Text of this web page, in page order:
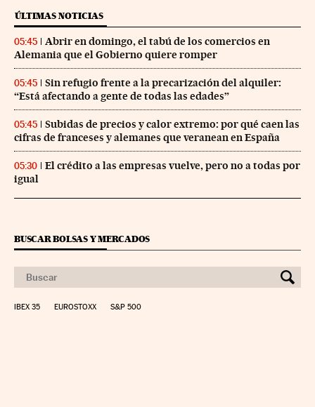
ÚLTIMAS NOTICIAS
05:45
Abrir en domingo, el tabú de los comercios en
Alemania que el Gobierno quiere romper
05:45
Sin refugio frente a la precarización del alquiler:
“Está afectando a gente de todas las edades”
05:45
Subidas de precios y calor extremo: por qué caen las
cifras de franceses y alemanes que veranean en España
05:30
El crédito a las empresas vuelve, pero no a todas por
igual
BUSCAR BOLSAS Y MERCADOS
IBEX 35 EUROSTOXX S&P 500